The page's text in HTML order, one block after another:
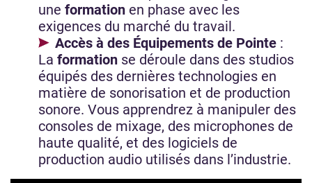
une formation en phase avec les
exigences du marché du travail.
Accès à des Équipements de Pointe :
La formation se déroule dans des studios
équipés des dernières technologies en
matière de sonorisation et de production
sonore. Vous apprendrez à manipuler des
consoles de mixage, des microphones de
haute qualité, et des logiciels de
production audio utilisés dans l’industrie.